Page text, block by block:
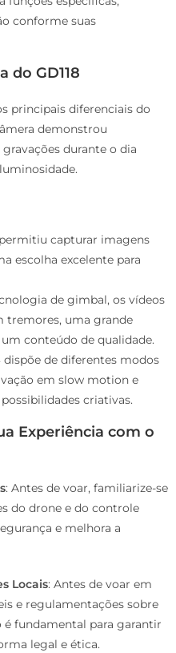
conforme suas
do GD118
principais diferenciais do
demonstrou
durante o dia
capturar imagens
escolha excelente para
de gimbal, os vídeos
tremores, uma grande
conteúdo de qualidade.
dispõe de diferentes modos
em slow motion e
criativas.
Experiência com o
: Antes de voar, familiarize-se
do drone e do controle
e melhora a
Locais: Antes de voar em
e regulamentações sobre
é fundamental para garantir
legal e ética.